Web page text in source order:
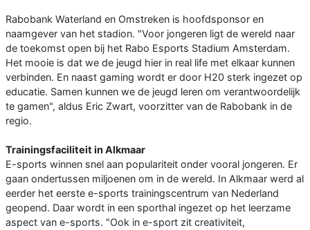
Rabobank Waterland en Omstreken is hoofdsponsor en
naamgever van het stadion. "Voor jongeren ligt de wereld naar
de toekomst open bij het Rabo Esports Stadium Amsterdam.
Het mooie is dat we de jeugd hier in real life met elkaar kunnen
verbinden. En naast gaming wordt er door H20 sterk ingezet op
educatie. Samen kunnen we de jeugd leren om verantwoordelijk
te gamen", aldus Eric Zwart, voorzitter van de Rabobank in de
regio.
Trainingsfaciliteit in Alkmaar
E-sports winnen snel aan populariteit onder vooral jongeren. Er
gaan ondertussen miljoenen om in de wereld. In Alkmaar werd al
eerder het eerste e-sports trainingscentrum van Nederland
geopend. Daar wordt in een sporthal ingezet op het leerzame
aspect van e-sports. "Ook in e-sport zit creativiteit,